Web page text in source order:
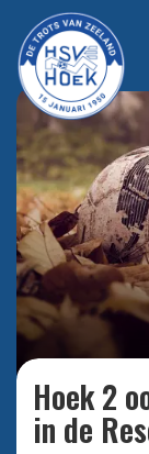
Hoek 2
in de